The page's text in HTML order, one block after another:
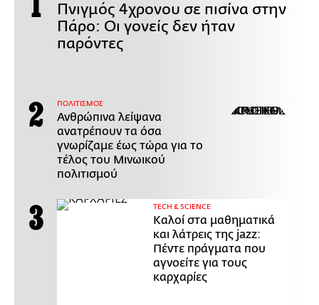
Πνιγμός 4χρονου σε πισίνα στην
Πάρο: Οι γονείς δεν ήταν
παρόντες
ΠΟΛΙΤΙΣΜΟΣ
Ανθρώπινα λείψανα
ανατρέπουν τα όσα
γνωρίζαμε έως τώρα για το
τέλος του Μινωικού
πολιτισμού
ΤECH & SCIENCE
Καλοί στα μαθηματικά
και λάτρεις της jazz:
Πέντε πράγματα που
αγνοείτε για τους
καρχαρίες